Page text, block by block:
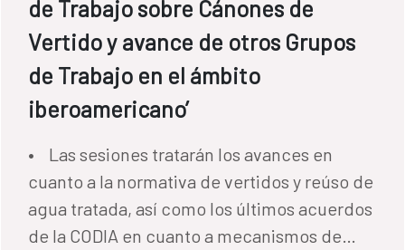
de Trabajo sobre Cánones de
Vertido y avance de otros Grupos
de Trabajo en el ámbito
iberoamericano’
• Las sesiones tratarán los avances en
cuanto a la normativa de vertidos y reúso de
agua tratada, así como los últimos acuerdos
de la CODIA en cuanto a mecanismos de